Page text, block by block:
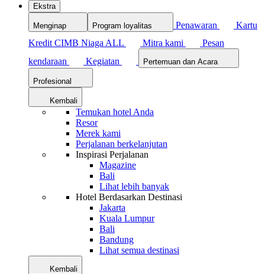
Ekstra
Menginap Program loyalitas Penawaran
Kartu
Kredit CIMB Niaga ALL
Mitra kami
Pesan
kendaraan
Kegiatan Pertemuan dan Acara
Profesional
Kembali
Temukan hotel Anda
Resor
Merek kami
Perjalanan berkelanjutan
Inspirasi Perjalanan
Magazine
Bali
Lihat lebih banyak
Hotel Berdasarkan Destinasi
Jakarta
Kuala Lumpur
Bali
Bandung
Lihat semua destinasi
Kembali